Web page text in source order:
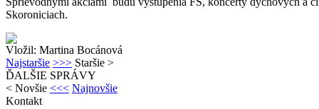
Skoroniciach.
Vložil: Martina Bocánová
Najstaršie >>> Staršie >
ĎALŠIE SPRÁVY
< Novšie <<< Najnovšie
Kontakt